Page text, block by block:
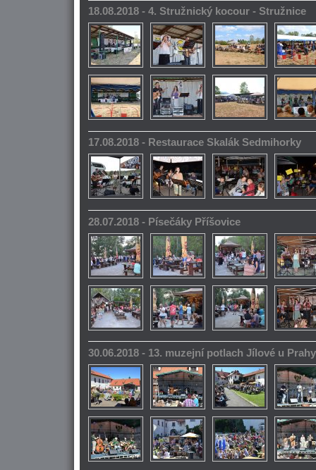
18.08.2018 - 4. Stružnický kocour - Stružnice
17.08.2018 - Restaurace Skalák Sedmihorky
28.07.2018 - Písečáky Příšovice
30.06.2018 - 13. muzejní potlach Jílové u Prahy